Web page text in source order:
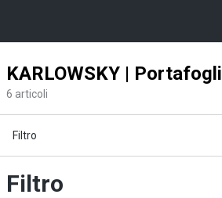
KARLOWSKY | Portafogli
6 articoli
Filtro
Filtro